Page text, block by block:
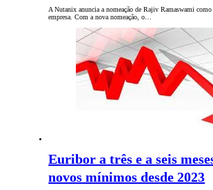
A Nutanix anuncia a nomeação de Rajiv Ramaswami
empresa. Com a nova nomeação, o…
Euribor a três e a seis
novos mínimos desde 2023